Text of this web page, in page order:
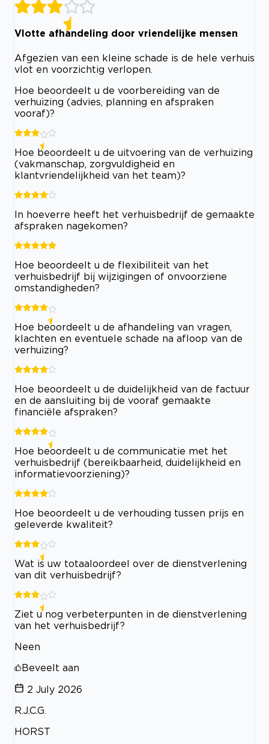
Vlotte afhandeling door vriendelijke mensen
Afgezien van een kleine schade is de hele verhuis
vlot en voorzichtig verlopen.
Hoe beoordeelt u de voorbereiding van de
verhuizing (advies, planning en afspraken
vooraf)?
Hoe beoordeelt u de uitvoering van de verhuizing
(vakmanschap, zorgvuldigheid en
klantvriendelijkheid van het team)?
In hoeverre heeft het verhuisbedrijf de gemaakte
afspraken nagekomen?
Hoe beoordeelt u de flexibiliteit van het
verhuisbedrijf bij wijzigingen of onvoorziene
omstandigheden?
Hoe beoordeelt u de afhandeling van vragen,
klachten en eventuele schade na afloop van de
verhuizing?
Hoe beoordeelt u de duidelijkheid van de factuur
en de aansluiting bij de vooraf gemaakte
financiële afspraken?
Hoe beoordeelt u de communicatie met het
verhuisbedrijf (bereikbaarheid, duidelijkheid en
informatievoorziening)?
Hoe beoordeelt u de verhouding tussen prijs en
geleverde kwaliteit?
Wat is uw totaaloordeel over de dienstverlening
van dit verhuisbedrijf?
Ziet u nog verbeterpunten in de dienstverlening
van het verhuisbedrijf?
Neen
Beveelt aan
2 July 2026
R.J.C.G.
HORST